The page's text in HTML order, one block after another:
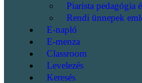
Piarista pedagógia
Rendi ünnepek
E-napló
E-menza
Classroom
Levelezés
Keresés